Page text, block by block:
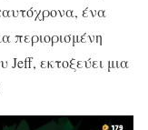
ένα
περιορισμένη
Jeff, εκτοξεύει μια